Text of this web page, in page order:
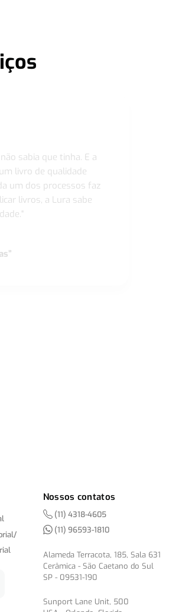
sabia que tinha. E a
livro de qualidade
um dos processos faz
livros, a Lura sabe
Nossos contatos
(11) 4318-4605
(11) 96593-1810
Alameda Terracota, 185, Sala 631
Cerâmica - São Caetano do Sul
SP - 09531-190
Sunport Lane Unit, 500